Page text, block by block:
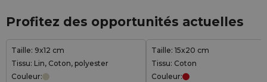
Profitez des opportunités actuelles
Taille: 9x12 cm
Tissu: Lin, Coton, polyester
Couleur:
Taille: 15x20 cm
Tissu: Coton
Couleur: